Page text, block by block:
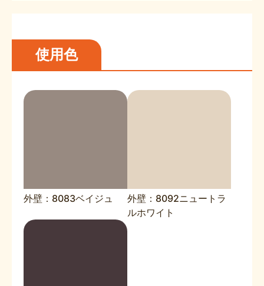
使用色
外壁：8083ベイジュ
外壁：8092ニュートラ
ルホワイト